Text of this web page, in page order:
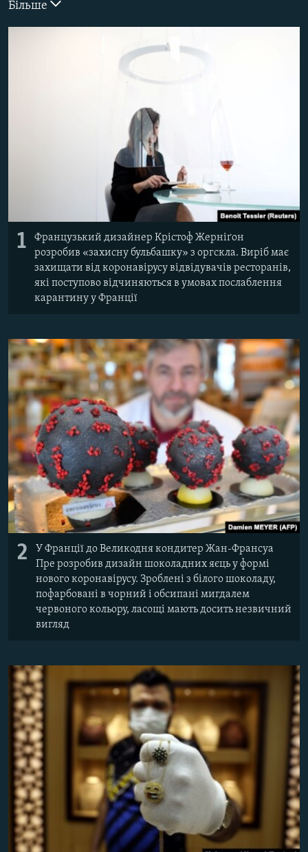
УКРАЇНСЬКА ПРОБЛЕМА КРИМУ
Русский
Більше
1
Французький дизайнер Крістоф Жерніґон
розробив «захисну бульбашку» з оргскла. Виріб має
захищати від коронавірусу відвідувачів ресторанів,
які поступово відчиняються в умовах послаблення
карантину у Франції
2
У Франції до Великодня кондитер Жан-Франсуа
Пре розробив дизайн шоколадних яєць у формі
нового коронавірусу. Зроблені з білого шоколаду,
пофарбовані в чорний і обсипані мигдалем
червоного кольору, ласощі мають досить незвичний
вигляд